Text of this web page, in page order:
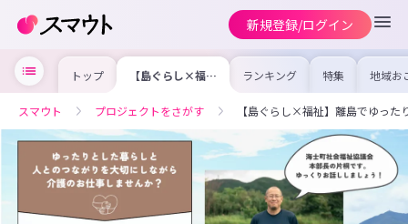
新規登録/ログイン
トップ 【島ぐらし×福
祉】離島でゆった
士・看護師さん向
けオンラインツア
ー
ランキング 特集 地域お
の求
を集め
事内容
を比較
合った
けよう
スマウト プロジェクトをさがす 【島ぐらし×福祉】離島でゆった